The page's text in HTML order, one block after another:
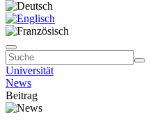
Universität
News
Beitrag